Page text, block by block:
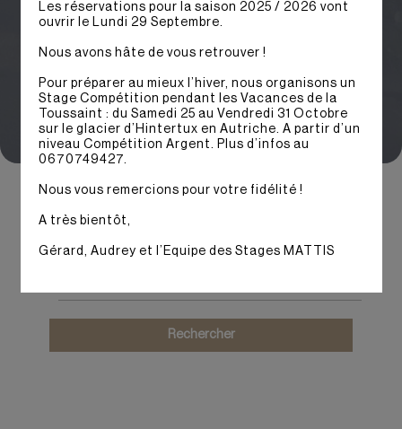
Vous êtes
Type de stage
Saison
Rechercher
Les réservations pour la saison 2025 / 2026 vont
ouvrir le Lundi 29 Septembre.
Nous avons hâte de vous retrouver !
Pour préparer au mieux l’hiver, nous organisons un
Stage Compétition pendant les Vacances de la
Toussaint : du Samedi 25 au Vendredi 31 Octobre
sur le glacier d’Hintertux en Autriche. A partir d’un
niveau Compétition Argent. Plus d’infos au
0670749427.
Nous vous remercions pour votre fidélité !
A très bientôt,
Gérard, Audrey et l’Equipe des Stages MATTIS